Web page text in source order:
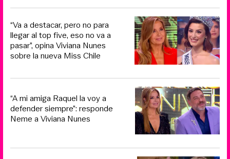
“Va a destacar, pero no para
llegar al top five, eso no va a
pasar”, opina Viviana Nunes
sobre la nueva Miss Chile
“A mi amiga Raquel la voy a
defender siempre”: responde
Neme a Viviana Nunes